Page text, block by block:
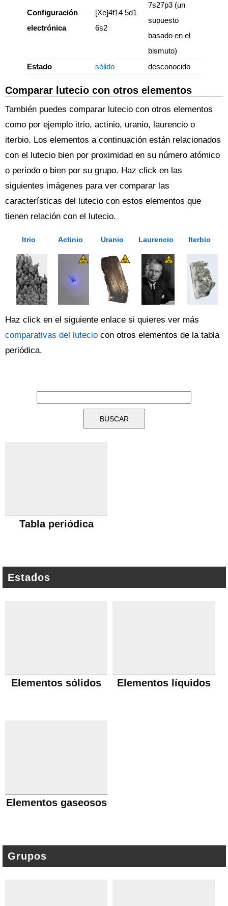
Configuración
electrónica
[Xe]4f14 5d1
6s2
7s27p3 (un
supuesto
basado en el
bismuto)
Estado
sólido desconocido
Comparar lutecio con otros elementos
También puedes comparar lutecio con otros elementos
como por ejemplo itrio, actinio, uranio, laurencio o
iterbio. Los elementos a continuación están relacionados
con el lutecio bien por proximidad en su número atómico
o periodo o bien por su grupo. Haz click en las
siguientes imágenes para ver comparar las
características del lutecio con estos elementos que
tienen relación con el lutecio.
Itrio Actinio Uranio Laurencio Iterbio
Haz click en el siguiente enlace si quieres ver más
comparativas del lutecio con otros elementos de la tabla
periódica.
Tabla periódica
Estados
Elementos sólidos Elementos líquidos
Elementos gaseosos
Grupos